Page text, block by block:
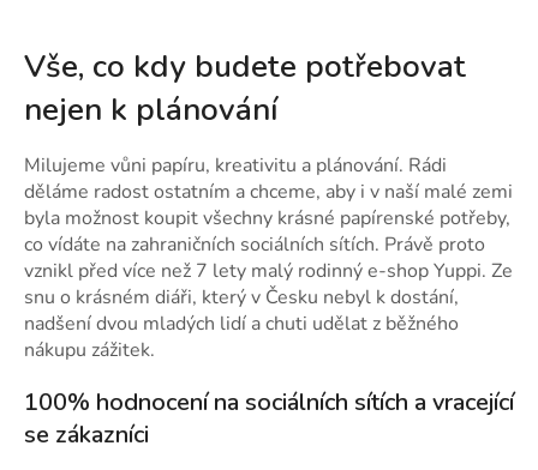
Vše, co kdy budete potřebovat
nejen k plánování
Milujeme vůni papíru, kreativitu a plánování. Rádi
děláme radost ostatním a chceme, aby i v naší malé zemi
byla možnost koupit všechny krásné papírenské potřeby,
co vídáte na zahraničních sociálních sítích. Právě proto
vznikl před více než 7 lety malý rodinný e-shop Yuppi. Ze
snu o krásném diáři, který v Česku nebyl k dostání,
nadšení dvou mladých lidí a chuti udělat z běžného
nákupu zážitek.
100% hodnocení na sociálních sítích a vracející
se zákazníci